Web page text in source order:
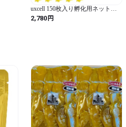
uxcell 150枚入り孵化用ネット
袋、12インチメッシュナイロンネ
ット 再利用可能 野菜果物保存用
2,780円